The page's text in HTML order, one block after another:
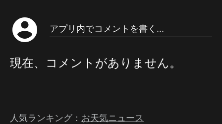
account_circle アプリ内でコメントを書く...
現在、コメントがありません。
人気ランキング： お天気ニュース